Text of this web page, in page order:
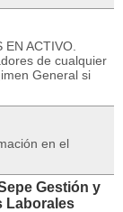
ACTIVO.
de cualquier
General si
en el
Gestión y
Laborales